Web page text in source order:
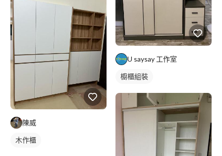
陳威
木作櫃
U saysay 工作室
櫥櫃組裝